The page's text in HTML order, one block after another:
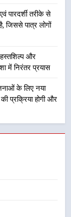
किया जा
को सरकारी
रहा है
में उत्तराखंड के
उत्पादों
की दिशा में
जल जीवन
पारदर्शी तरीके से
जिससे पात्र लोगों
और
में निरंतर प्रयास
के लिए नया
प्रक्रिया होगी और